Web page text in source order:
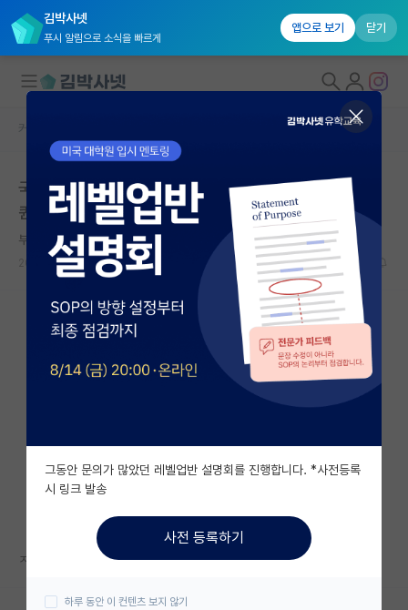
김박사넷
푸시 알림으로 소식을 빠르게
앱으로 보기 닫기
대학원생 모집
국내대학원 정보
연구실&오픈랩
커뮤니티
커뮤니티 홈
전체글보기
베스트 게시판
자유 게시판(아무개랩)
미국 유학 게시판
미국 대학원 합격 후기 게시판
대학원생 모집 게시판
커뮤니티 홈
국민대 비즈니스IT 대학원 트레이딩시스템 평 괜찮나요?
퀀트 배우고 싶은데
부지런한 백석
2026.04.27 0 810
ㅈㄱㄴ
그동안 문의가 많았던 레벨업반 설명회를 진행합니다. *사전등록
시 링크 발송
사전 등록하기
하루 동안 이 컨텐츠 보지 않기